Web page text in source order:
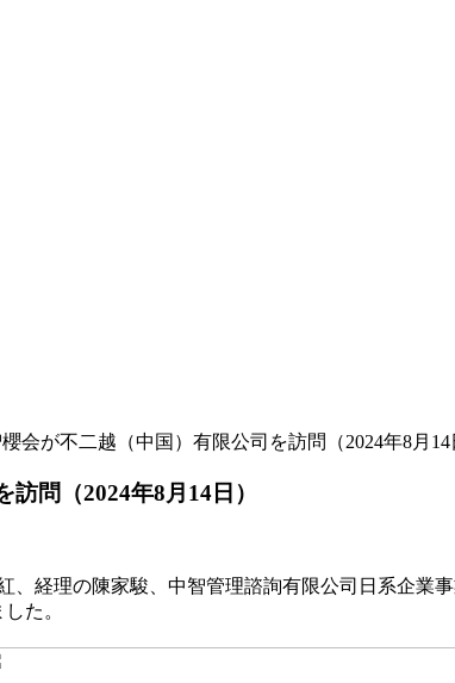
会が不二越（中国）有限公司を訪問（2024年8月14
問（2024年8月14日）
経理の陳家駿、中智管理諮詢有限公司日系企業
た。